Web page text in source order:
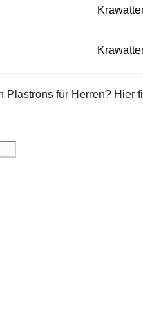
Plastrons für Herren?